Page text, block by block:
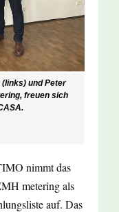
(links) und Peter
freuen sich
nimmt das
metering als
auf. Das